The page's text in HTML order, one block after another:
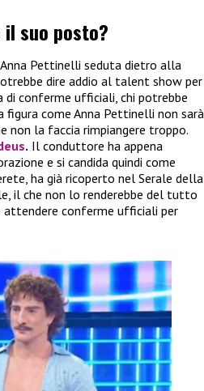
suo posto?
Anna Pettinelli seduta dietro alla
dire addio al talent show per
di conferme ufficiali, chi potrebbe
figura come Anna Pettinelli non sarà
non la faccia rimpiangere troppo.
. Il conduttore ha appena
e si candida quindi come
ha già ricoperto nel Serale della
il che non lo renderebbe del tutto
attendere conferme ufficiali per